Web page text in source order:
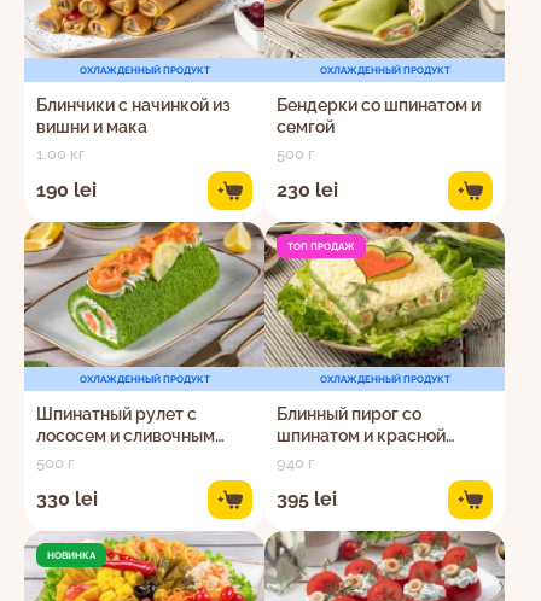
ОХЛАЖДЕННЫЙ ПРОДУКТ
Блинчики с начинкой из
вишни и мака
1.00 кг
190 lei +
ОХЛАЖДЕННЫЙ ПРОДУКТ
Бендерки со шпинатом и
семгой
500 г
230 lei +
ОХЛАЖДЕННЫЙ ПРОДУКТ
Шпинатный рулет с
лососем и сливочным
сыром
500 г
330 lei +
ТОП ПРОДАЖ
ОХЛАЖДЕННЫЙ ПРОДУКТ
Блинный пирог со
шпинатом и красной
рыбой
940 г
395 lei +
НОВИНКА